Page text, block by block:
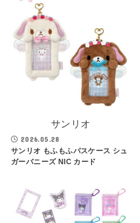
サンリオ
2026.05.28
サンリオ もふもふパスケース シュ
ガーバニーズ NIC カード